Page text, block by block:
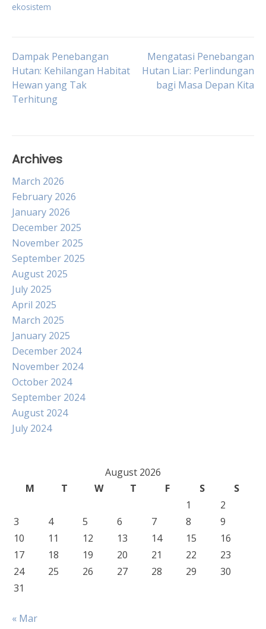
ekosistem
Post
navigation
Dampak Penebangan
Hutan: Kehilangan Habitat
Hewan yang Tak
Terhitung
Mengatasi Penebangan
Hutan Liar: Perlindungan
bagi Masa Depan Kita
Archives
March 2026
February 2026
January 2026
December 2025
November 2025
September 2025
August 2025
July 2025
April 2025
March 2025
January 2025
December 2024
November 2024
October 2024
September 2024
August 2024
July 2024
August 2026
M
T W T F S
S
1
2
3
4 5 6 7 8
9
10
11 12 13 14 15
16
17
18 19 20 21 22
23
24
25 26 27 28 29
30
31
« Mar